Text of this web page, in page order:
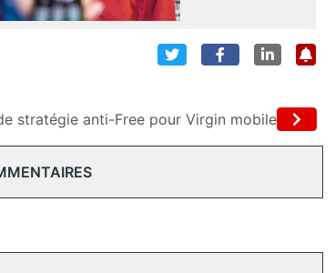
stratégie anti-Free pour Virgin mobile